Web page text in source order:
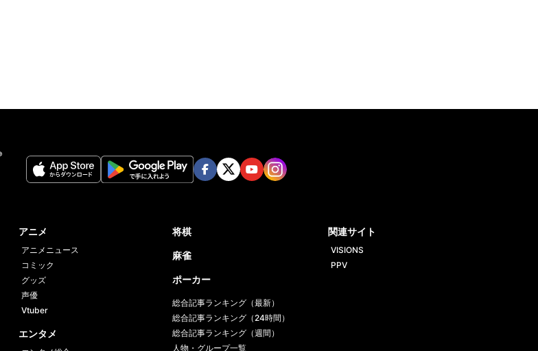
アニメ
アニメニュース
コミック
グッズ
声優
Vtuber
エンタメ
将棋
麻雀
ポーカー
総合記事ランキング（最新）
総合記事ランキング（24時間）
総合記事ランキング（週間）
人物・グループ一覧
関連サイト
VISIONS
PPV